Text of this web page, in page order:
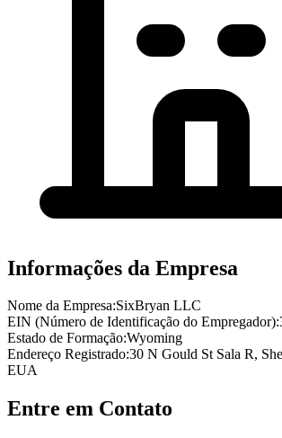
Informações da Empresa
Nome da Empresa:SixBryan LLC
EIN (Número de Identificação do Empregador):
Estado de Formação:Wyoming
Endereço Registrado:30 N Gould St Sala R,
EUA
Entre em Contato